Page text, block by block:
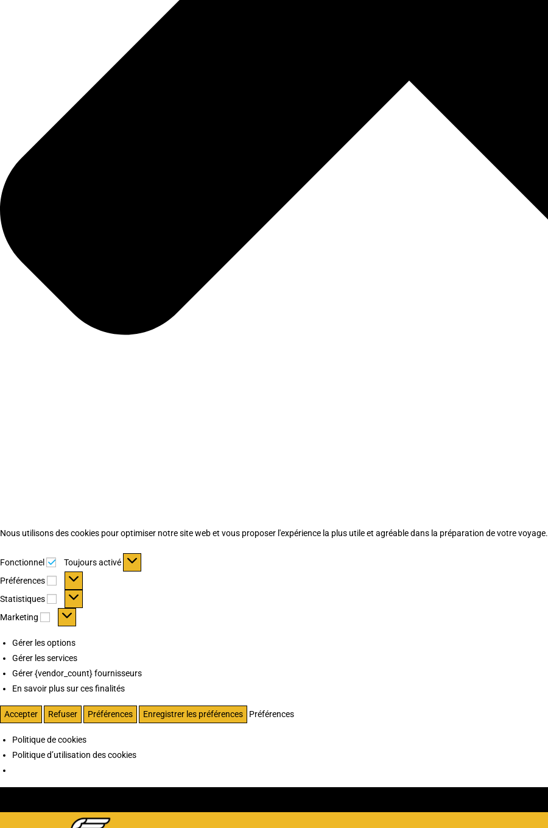
Nous utilisons des cookies pour optimiser notre site web et vous proposer l'expérience la plus utile et agréable dans la préparation de votre voyage.
Fonctionnel Fonctionnel
Toujours activé
Préférences
Préférences
Statistiques Statistiques
Marketing Marketing
Gérer les options
Gérer les services
Gérer {vendor_count} fournisseurs
En savoir plus sur ces finalités
Accepter Refuser Préférences Enregistrer les préférences Préférences
Politique de cookies
Politique d’utilisation des cookies